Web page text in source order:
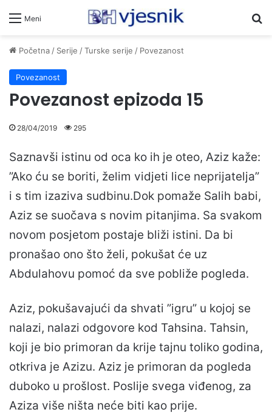
Meni
Početna/ Serije /Turske serije / Povezanost
Povezanost
Povezanost epizoda 15
28/04/2019 295
Saznavši istinu od oca ko ih je oteo, Aziz kaže:
”Ako ću se boriti, želim vidjeti lice neprijatelja”
i s tim izaziva sudbinu.Dok pomaže Salih babi,
Aziz se suočava s novim pitanjima. Sa svakom
novom posjetom postaje bliži istini. Da bi
pronašao ono što želi, pokušat će uz
Abdulahovu pomoć da sve pobliže pogleda.
Aziz, pokušavajući da shvati ”igru” u kojoj se
nalazi, nalazi odgovore kod Tahsina. Tahsin,
koji je bio primoran da krije tajnu toliko godina,
otkriva je Azizu. Aziz je primoran da pogleda
duboko u prošlost. Poslije svega viđenog, za
Aziza više ništa neće biti kao prije.